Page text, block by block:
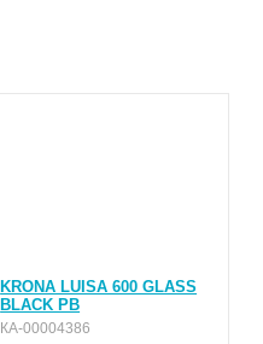
KRONA LUISA 600 GLASS
BLACK PB
КА-00004386